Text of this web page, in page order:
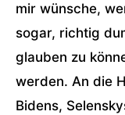
mir wünsche,
sogar, richtig
glauben zu
werden. An die
Bidens,